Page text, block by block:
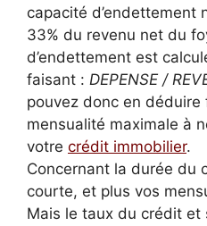
capacité d’endettement
33% du revenu net du
d’endettement est
faisant : DEPENSE /
pouvez donc en déduire
mensualité maximale à
votre crédit immobilier.
Concernant la durée du
courte, et plus vos
Mais le taux du crédit